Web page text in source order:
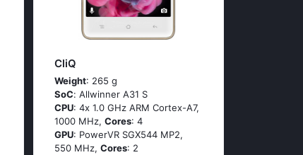
CliQ
Weight: 265 g
SoC: Аllwinnеr А31 S
CPU: 4х 1.0 GНz АRМ Соrtех-А7,
1000 MHz,Cores: 4
GPU: PowerVR SGX544 MP2,
550 MHz,Cores: 2